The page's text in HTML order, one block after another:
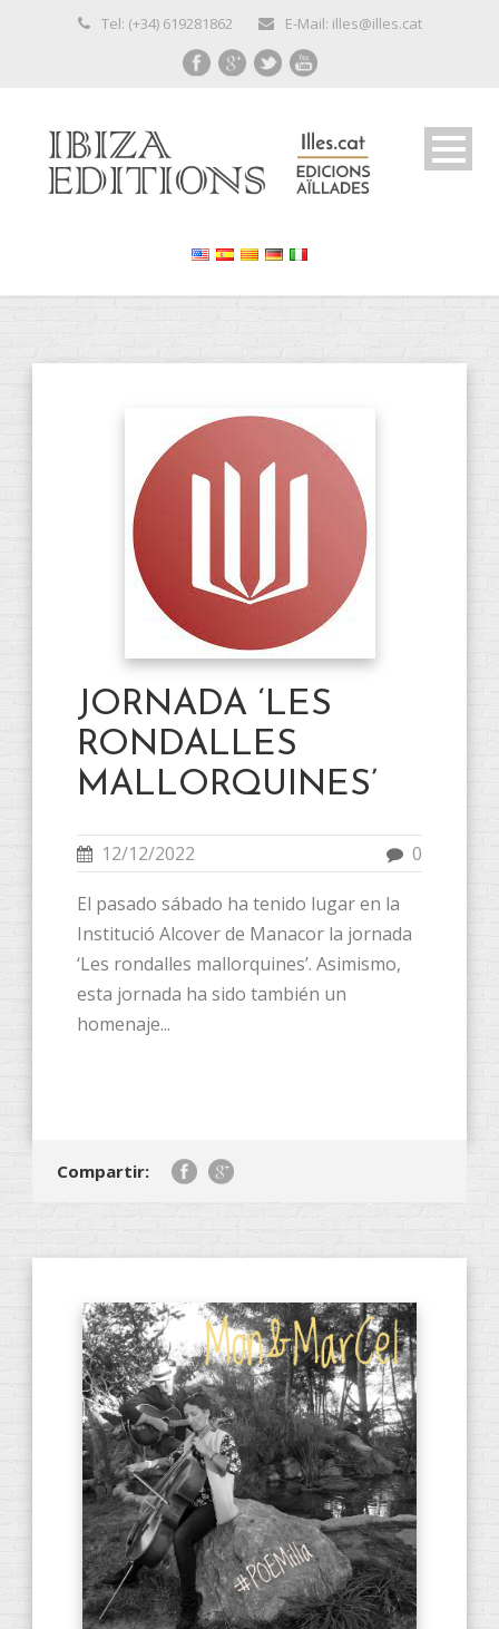
Tel: (+34) 619281862 E-Mail: illes@illes.cat
JORNADA ‘LES
RONDALLES
MALLORQUINES’
12/12/2022 0
El pasado sábado ha tenido lugar en la
Institució Alcover de Manacor la jornada
‘Les rondalles mallorquines’. Asimismo,
esta jornada ha sido también un
homenaje...
Compartir: